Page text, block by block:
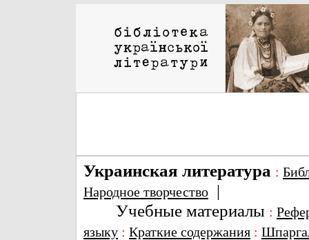
Украинская литература :
Народное творчество |
Учебные материалы :
языку : Краткие содержания :